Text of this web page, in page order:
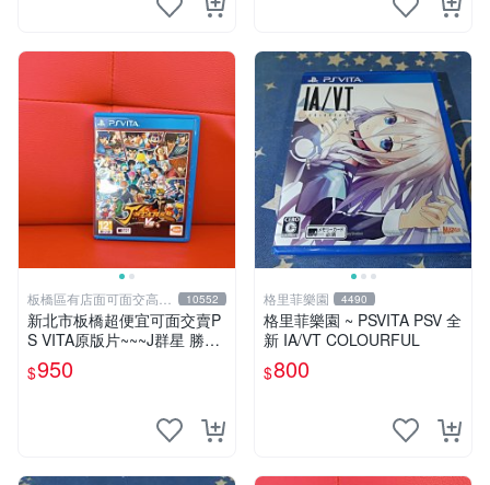
板橋區有店面可面交高價
回收電玩
10552
新北市板橋超便宜可面交賣P
S VITA原版片~~~J群星 勝利
對決 中文版~~~實體店面可面
交
$950
格里菲樂園 4490
格里菲樂園 ~ PSVITA PSV 全
新 IA/VT COLOURFUL
$800